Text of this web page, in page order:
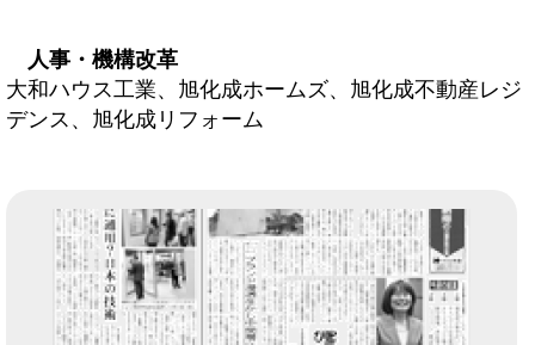
人事・機構改革
大和ハウス工業、旭化成ホームズ、旭化成不動産レジ
デンス、旭化成リフォーム